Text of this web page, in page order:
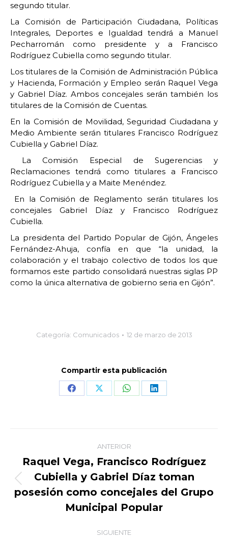
segundo titular.
La Comisión de Participación Ciudadana, Políticas
Integrales, Deportes e Igualdad tendrá a Manuel
Pecharromán como presidente y a Francisco
Rodríguez Cubiella como segundo titular.
Los titulares de la Comisión de Administración Pública
y Hacienda, Formación y Empleo serán Raquel Vega
y Gabriel Díaz. Ambos concejales serán también los
titulares de la Comisión de Cuentas.
En la Comisión de Movilidad, Seguridad Ciudadana y
Medio Ambiente serán titulares Francisco Rodríguez
Cubiella y Gabriel Díaz.
La Comisión Especial de Sugerencias y
Reclamaciones tendrá como titulares a Francisco
Rodríguez Cubiella y a Maite Menéndez.
En la Comisión de Reglamento serán titulares los
concejales Gabriel Díaz y Francisco Rodríguez
Cubiella.
La presidenta del Partido Popular de Gijón, Ángeles
Fernández-Ahuja, confía en que “la unidad, la
colaboración y el trabajo colectivo de todos los que
formamos este partido consolidará nuestras siglas PP
como la única alternativa de gobierno seria en Gijón”.
Categoría: Comunicados 12 de marzo de 2013
Compartir esta publicación
Share Share Share Share
Navegación
entre
publicaciones
ANTERIOR
Publicación
anterior:
Raquel Vega, Francisco Rodríguez
Cubiella y Gabriel Díaz toman
posesión como concejales del Grupo
Municipal Popular
SIGUIENTE